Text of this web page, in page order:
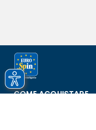
COME ACQUISTARE